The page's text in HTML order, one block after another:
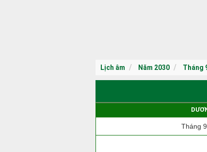
Lịch âm Năm 2030 Tháng
Tháng